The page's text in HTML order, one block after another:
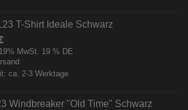
T-Shirt Ideale Schwarz
MwSt. 19 % DE
ca. 2-3 Werktage
Windbreaker "Old Time" Schwarz